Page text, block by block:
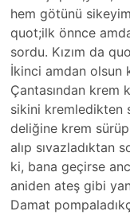
hem götünü
quot;ilk önnce
sordu. Kızım da
İkinci­ amdan olsun
Çantasından krem
sikini kremledikten
deliğine krem
alıp sıvazladıktan
ki, bana geçirse
aniden ateş gibi
Damat